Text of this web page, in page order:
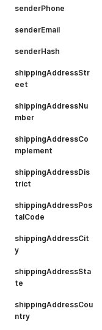
senderPhone
senderEmail
senderHash
shippingAddressStr
eet
shippingAddressNu
mber
shippingAddressCo
mplement
shippingAddressDis
trict
shippingAddressPos
talCode
shippingAddressCit
y
shippingAddressSta
te
shippingAddressCou
ntry